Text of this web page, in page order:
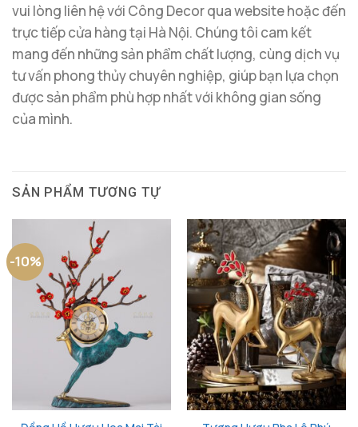
vui lòng liên hệ với Công Decor qua website hoặc đến
trực tiếp cửa hàng tại Hà Nội. Chúng tôi cam kết
mang đến những sản phẩm chất lượng, cùng dịch vụ
tư vấn phong thủy chuyên nghiệp, giúp bạn lựa chọn
được sản phẩm phù hợp nhất với không gian sống
của mình.
SẢN PHẨM TƯƠNG TỰ
-10%